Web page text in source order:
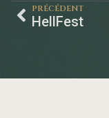
PRÉCÉDENT
HellFest